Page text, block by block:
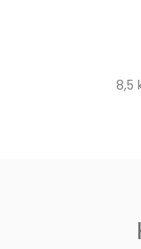
8,5